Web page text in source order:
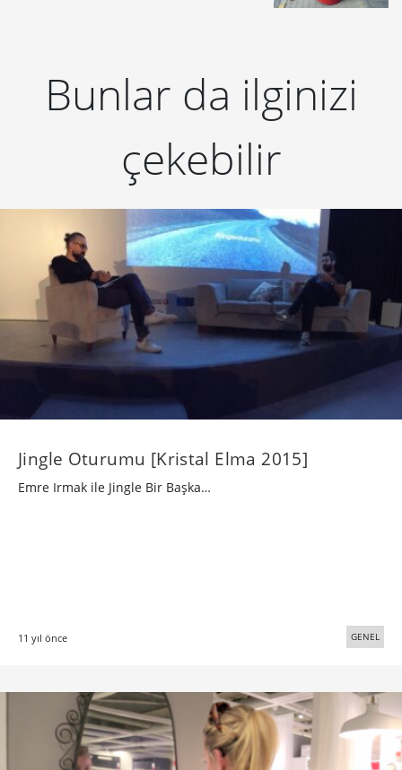
Bunlar da ilginizi
çekebilir
Jingle Oturumu [Kristal Elma 2015]
Emre Irmak ile Jingle Bir Başka…
11 yıl önce GENEL